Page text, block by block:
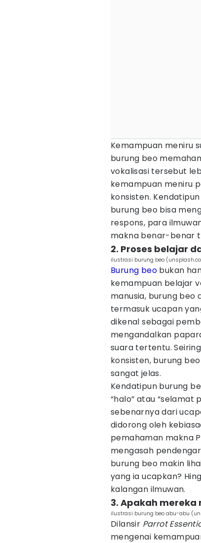
Kemampuan meniru
burung beo
vokalisasi tersebut
kemampuan meniru
konsisten.
burung beo bisa
respons, para
makna benar-benar
2. Proses belajar
ilustrasi burung beo
Burung beo bukan
kemampuan belajar
manusia, burung beo
termasuk ucapan
dikenal sebagai
mengandalkan
suara tertentu.
konsisten, burung
sangat jelas.
Kendatipun burung
“halo” atau “selamat
sebenarnya dari
didorong oleh
pemahaman makna
mengasah
burung beo makin
yang ia ucapkan?
kalangan ilmuwan.
3. Apakah
ilustrasi burung beo abu-abu
Dilansir Parrot
mengenai